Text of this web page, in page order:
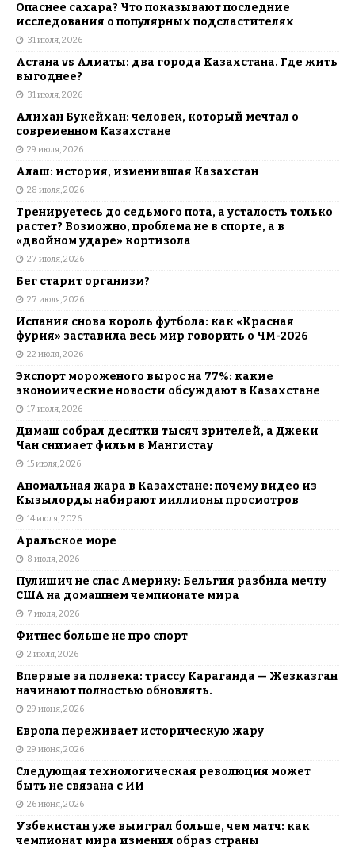
Опаснее сахара? Что показывают последние
исследования о популярных подсластителях
31 июля, 2026
Астана vs Алматы: два города Казахстана. Где жить
выгоднее?
31 июля, 2026
Алихан Букейхан: человек, который мечтал о
современном Казахстане
29 июля, 2026
Алаш: история, изменившая Казахстан
28 июля, 2026
Тренируетесь до седьмого пота, а усталость только
растет? Возможно, проблема не в спорте, а в
«двойном ударе» кортизола
27 июля, 2026
Бег старит организм?
27 июля, 2026
Испания снова король футбола: как «Красная
фурия» заставила весь мир говорить о ЧМ-2026
22 июля, 2026
Экспорт мороженого вырос на 77%: какие
экономические новости обсуждают в Казахстане
17 июля, 2026
Димаш собрал десятки тысяч зрителей, а Джеки
Чан снимает фильм в Мангистау
15 июля, 2026
Аномальная жара в Казахстане: почему видео из
Кызылорды набирают миллионы просмотров
14 июля, 2026
Аральское море
8 июля, 2026
Пулишич не спас Америку: Бельгия разбила мечту
США на домашнем чемпионате мира
7 июля, 2026
Фитнес больше не про спорт
2 июля, 2026
Впервые за полвека: трассу Караганда — Жезказган
начинают полностью обновлять.
29 июня, 2026
Европа переживает историческую жару
29 июня, 2026
Следующая технологическая революция может
быть не связана с ИИ
26 июня, 2026
Узбекистан уже выиграл больше, чем матч: как
чемпионат мира изменил образ страны